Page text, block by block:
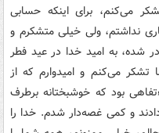
می‌کنم، برای اینکه حسابی
نداشتم، ولی خیلی متشکرم و
شده، به امید خدا در عید فطر
می‌کنم و امیدوارم که از
بود که خوشبختانه برطرف
و کمی غصه‌دار شدم. خدا را